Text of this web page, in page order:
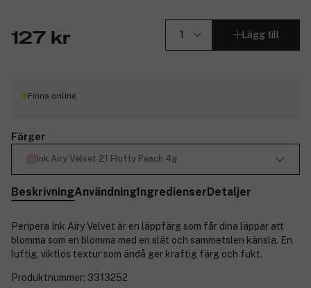
127 kr Lägg till
Finns online
Färger
Ink Airy Velvet 21 Fluffy Peach 4g
BeskrivningAnvändningIngredienserDetaljer
Peripera Ink Airy Velvet är en läppfärg som får dina läppar att
blomma som en blomma med en slät och sammetslen känsla. En
luftig, viktlös textur som ändå ger kraftig färg och fukt.
Produktnummer: 3313252